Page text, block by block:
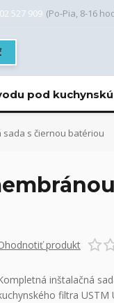
527 909 (Po-Pia, 8-16
pod
sada s čiernou batériou
produkt
inštalačná
filtra USTM